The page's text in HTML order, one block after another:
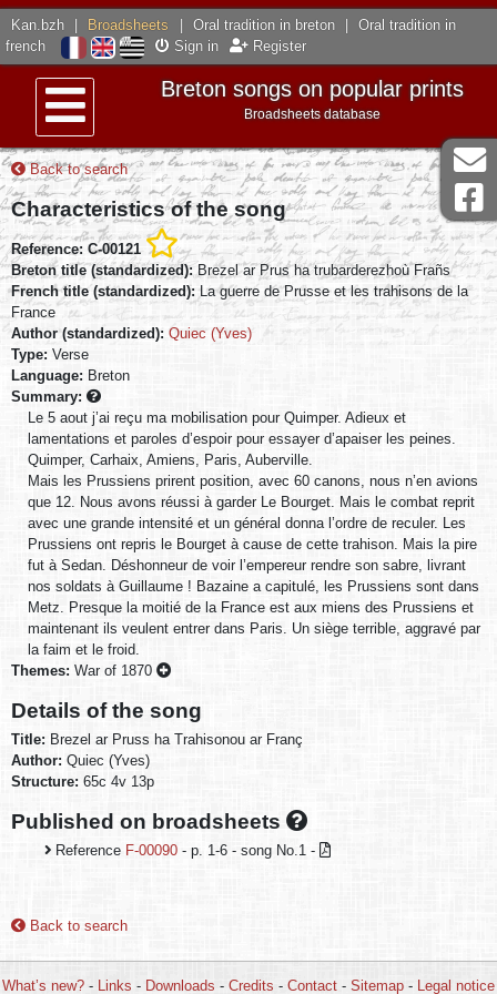
Kan.bzh Broadsheets Oral tradition in breton
Oral tradition in
french
Sign in Register
Menu
Breton songs on popular prints
Broadsheets database
Back to search
Characteristics of the song
Reference: C-00121
Breton title (standardized): Brezel ar Prus ha trubarderezhoù Frañs
French title (standardized):La guerre de Prusse et les trahisons de la
France
Author (standardized): Quiec (Yves)
Type: Verse
Language: Breton
Summary:
Le 5 aout j’ai reçu ma mobilisation pour Quimper. Adieux et
lamentations et paroles d’espoir pour essayer d’apaiser les peines.
Quimper, Carhaix, Amiens, Paris, Auberville.
Mais les Prussiens prirent position, avec 60 canons, nous n’en avions
que 12. Nous avons réussi à garder Le Bourget. Mais le combat reprit
avec une grande intensité et un général donna l’ordre de reculer. Les
Prussiens ont repris le Bourget à cause de cette trahison. Mais la pire
fut à Sedan. Déshonneur de voir l’empereur rendre son sabre, livrant
nos soldats à Guillaume ! Bazaine a capitulé, les Prussiens sont dans
Metz. Presque la moitié de la France est aux miens des Prussiens et
maintenant ils veulent entrer dans Paris. Un siège terrible, aggravé par
la faim et le froid.
Themes: War of 1870
Details of the song
Title: Brezel ar Pruss ha Trahisonou ar Franç
Author: Quiec (Yves)
Structure: 65c 4v 13p
Published on broadsheets
Reference F-00090 - p. 1-6 - song No.1 -
Back to search
What’s new? - Links - Downloads - Credits - Contact - Sitemap - Legal notice